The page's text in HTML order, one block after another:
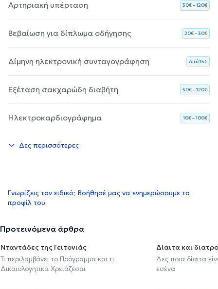
Αρτηριακή υπέρταση 30€ – 120€
Βεβαίωση για δίπλωμα οδήγησης 20€ – 30€
Δίμηνη ηλεκτρονική συνταγογράφηση Aπό 15€
Εξέταση σακχαρώδη διαβήτη 50€ – 120€
Ηλεκτροκαρδιογράφημα 10€ – 100€
Δες περισσότερες
Γνωρίζεις τον ειδικό; Βοήθησέ μας να ενημερώσουμε το
προφίλ του
Προτεινόμενα άρθρα
Νταντάδες της Γειτονιάς
Τι περιλαμβάνει το Πρόγραμμα και τι
Δικαιολογητικά Χρειάζεσαι
Δίαιτα και
Δες ποια δίαιτα
εσένα